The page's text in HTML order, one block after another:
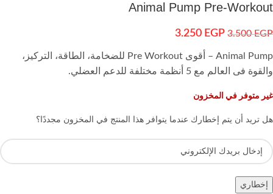
Animal Pump Pre-Workout
3.500EGP
3.250 EGP
Animal Pump – أقوى Pre Workout للضخامة، الطاقة، التركيز،
والقوة فى العالم مع 5 أنظمة مختلفة للدعم العضلي.
غير متوفر في المخزون
هل تريد أن يتم إخطارك عندما يتوافر هذا المنتج في المخزون مجددًا؟
إخطاري